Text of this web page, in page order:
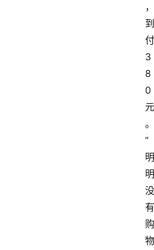
，
到
付
3
8
0
元
。
”
明
明
没
有
购
物